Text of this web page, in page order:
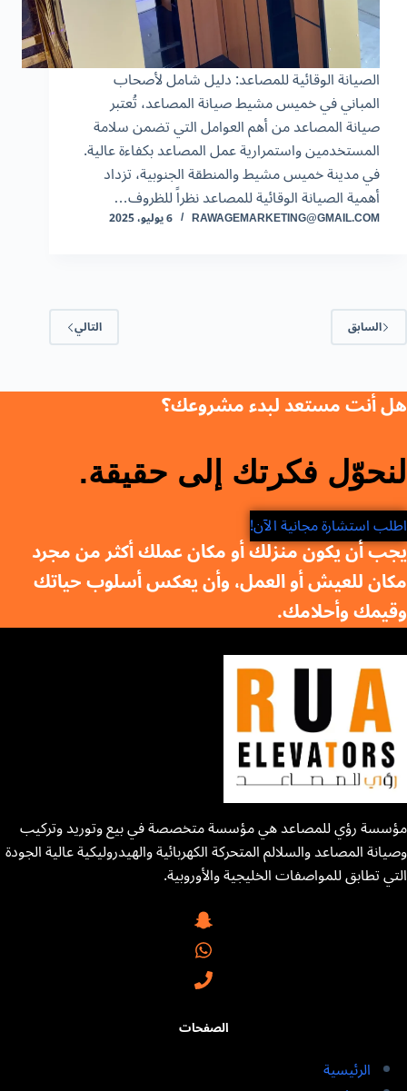
الصيانة الوقائية للمصاعد: دليل شامل لأصحاب
المباني في خميس مشيط صيانة المصاعد، تُعتبر
صيانة المصاعد من أهم العوامل التي تضمن سلامة
المستخدمين واستمرارية عمل المصاعد بكفاءة عالية.
في مدينة خميس مشيط والمنطقة الجنوبية، تزداد
أهمية الصيانة الوقائية للمصاعد نظراً للظروف…
RAWAGEMARKETING@GMAIL.COM 6 يوليو، 2025
السابق التالي
هل أنت مستعد لبدء مشروعك؟
لنحوّل فكرتك إلى حقيقة.
اطلب استشارة مجانية الآن!
يجب أن يكون منزلك أو مكان عملك أكثر من مجرد
مكان للعيش أو العمل، وأن يعكس أسلوب حياتك
وقيمك وأحلامك.
مؤسسة رؤي للمصاعد هي مؤسسة متخصصة في بيع وتوريد وتركيب
وصيانة المصاعد والسلالم المتحركة الكهربائية والهيدروليكية عالية الجودة
التي تطابق للمواصفات الخليجية والأوروبية.
الصفحات
الرئيسية